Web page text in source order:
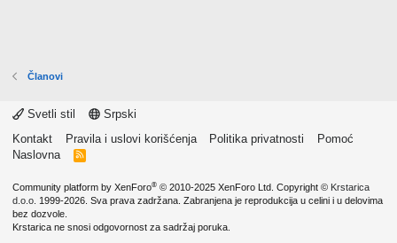
Članovi
Svetli stil
Srpski
Kontakt
Pravila i uslovi korišćenja Politika privatnosti
Pomoć
Naslovna
R
Community platform by XenForo® © 2010-2025 XenForo Ltd. Copyright © Krstarica
d.o.o. 1999-2026. Sva prava zadržana. Zabranjena je reprodukcija u celini i u delovima
bez dozvole.
Krstarica ne snosi odgovornost za sadržaj poruka.